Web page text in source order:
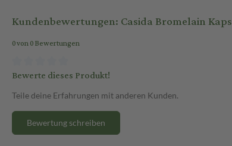
Kundenbewertungen: Casida Bromelain
0 von 0 Bewertungen
Bewerte dieses Produkt!
Teile deine Erfahrungen mit anderen Kunden.
Bewertung schreiben